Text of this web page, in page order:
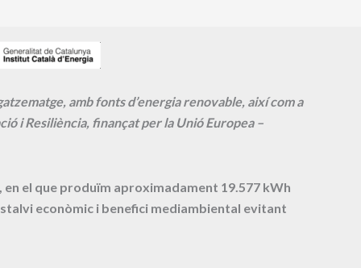
amb fonts d’energia renovable, així com a
i Resiliència, finançat per la Unió Europea –
en el que produïm aproximadament 19.577 kWh
econòmic i benefici mediambiental evitant